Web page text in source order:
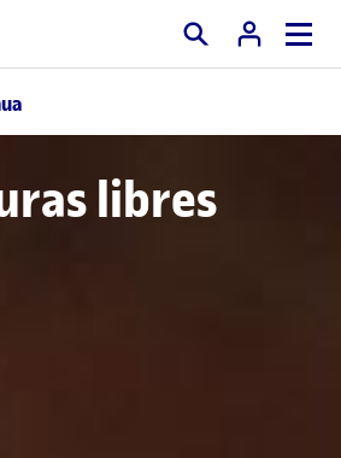
Buscar
libres